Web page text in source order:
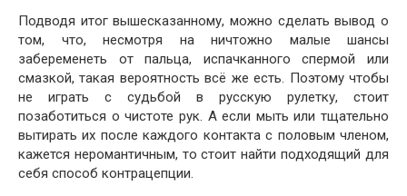
Подводя итог вышесказанному, можно сделать вывод о
том, что, несмотря на ничтожно малые шансы
забеременеть от пальца, испачканного спермой или
смазкой, такая вероятность всё же есть. Поэтому чтобы
не играть с судьбой в русскую рулетку, стоит
позаботиться о чистоте рук. А если мыть или тщательно
вытирать их после каждого контакта с половым членом,
кажется неромантичным, то стоит найти подходящий для
себя способ контрацепции.